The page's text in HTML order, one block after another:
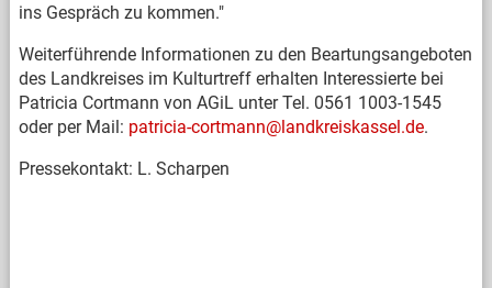
ins Gespräch zu kommen."
Weiterführende Informationen zu den Beartungsangeboten
des Landkreises im Kulturtreff erhalten Interessierte bei
Patricia Cortmann von AGiL unter Tel. 0561 1003-1545
oder per Mail: patricia-cortmann@landkreiskassel.de.
Pressekontakt: L. Scharpen